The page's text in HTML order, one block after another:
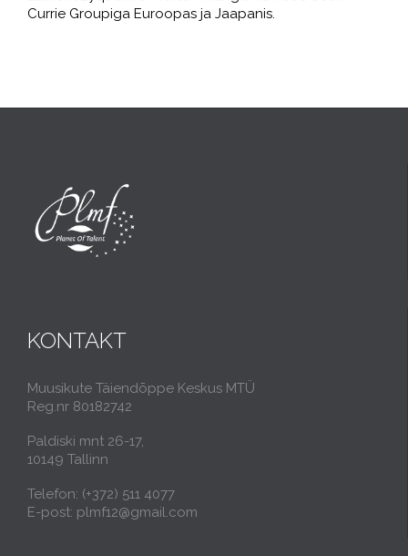
Currie Groupiga Euroopas ja Jaapanis.
KONTAKT
Muusikute Täiendõppe Keskus MTÜ
Reg.nr 80182742
Paldiski mnt 26-17,
10149 Tallinn
Telefon: (+372) 511 4077
E-post: plmf12@gmail.com